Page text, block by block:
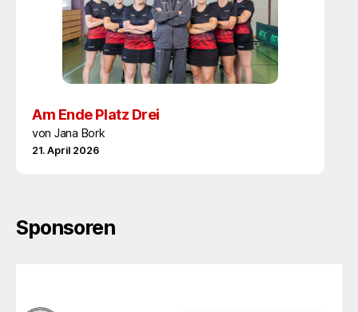
Am Ende Platz Drei
von Jana Bork
21. April 2026
Sponsoren